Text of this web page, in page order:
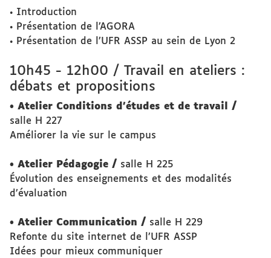
• Introduction
• Présentation de l’AGORA
• Présentation de l’UFR ASSP au sein de Lyon 2
10h45 - 12h00 / Travail en ateliers :
débats et propositions
• Atelier Conditions d’études et de travail /
salle H 227
Améliorer la vie sur le campus
• Atelier Pédagogie / salle H 225
Évolution des enseignements et des modalités
d’évaluation
• Atelier Communication / salle H 229
Refonte du site internet de l’UFR ASSP
Idées pour mieux communiquer